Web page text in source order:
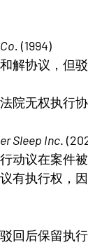
(1994)
解协议，但
院无权执行
Sleep Inc.
动议在案件
有执行权，
回后保留执